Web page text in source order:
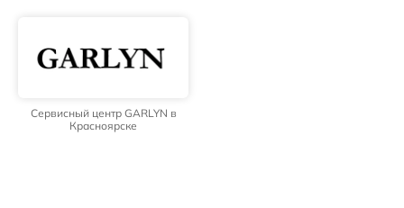
Сервисный центр GARLYN в
Красноярске